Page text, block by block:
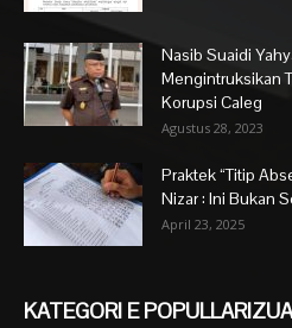
Nasib Suaidi
Mengintruksikan
Korupsi Caleg
Agustus 28, 2023
Praktek “Titip
Nizar : Ini Bukan
April 23, 2025
KATEGORI E